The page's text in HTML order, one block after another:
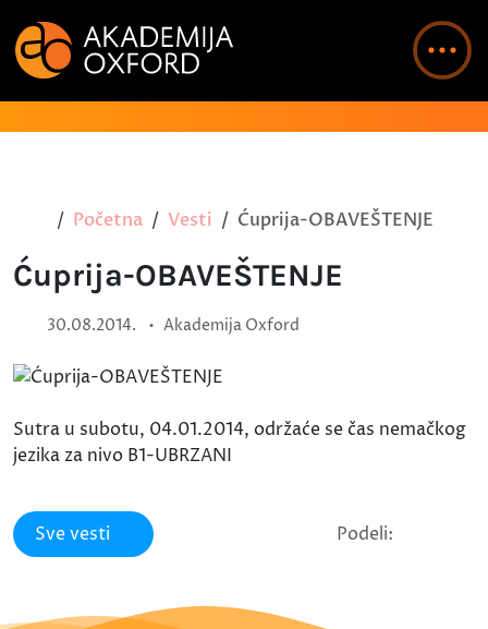
Početna Vesti Ćuprija-OBAVEŠTENJE
Ćuprija-OBAVEŠTENJE
30.08.2014. • Akademija Oxford
Sutra u subotu, 04.01.2014, održaće se čas nemačkog
jezika za nivo B1-UBRZANI
Sve vesti Podeli: